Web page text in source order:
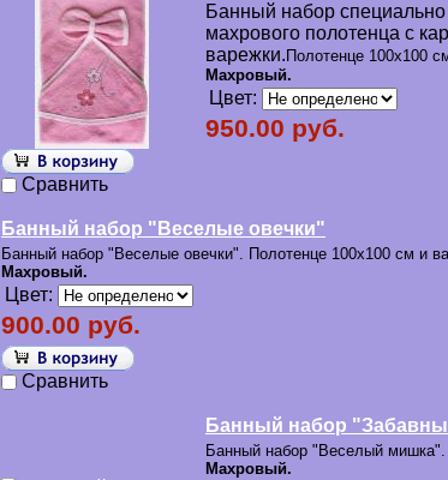
Банный набор
махрового полотенца с
варежки. Полотенце 100х100
Махровый.
Цвет:
950.00 руб.
Сравнить
Банный набор "Веселые овечки"
Банный набор "Веселые овечки". Полотенце 100х100 см и
Махровый.
Цвет:
900.00 руб.
Сравнить
Банный набор
Банный набор "Веселый
Махровый.